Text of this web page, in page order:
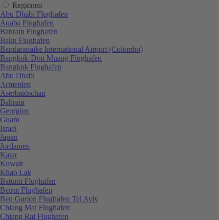
Regionen
Abu Dhabi Flughafen
Aqaba Flughafen
Bahrain Flughafen
Baku Flughafen
Bandaranaike International Airport (Colombo)
Bangkok-Don Muang Flughafen
Bangkok Flughafen
Abu Dhabi
Armenien
Aserbaidschan
Bahrain
Georgien
Guam
Israel
Japan
Jordanien
Katar
Kuwait
Khao Lak
Batumi Flughafen
Beirut Flughafen
Ben Gurion Flughafen Tel Aviv
Chiang Mai Flughafen
Chiang Rai Flughafen